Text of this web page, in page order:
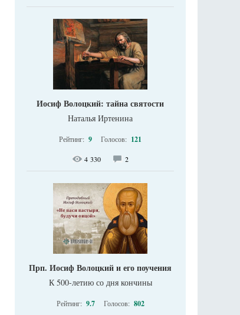
Иосиф Волоцкий: тайна святости
Наталья Иртенина
Рейтинг: 9 Голосов: 121
4 330 2
Прп. Иосиф Волоцкий и его поучения
К 500-летию со дня кончины
Рейтинг: 9.7 Голосов: 802